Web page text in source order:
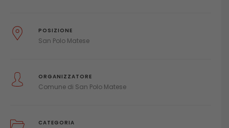
POSIZIONE
San Polo Matese
ORGANIZZATORE
Comune di San Polo Matese
CATEGORIA